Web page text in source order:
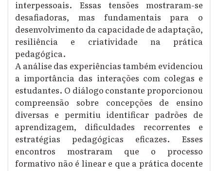
interpessoais. Essas tensões mostraram-se
desafiadoras, mas fundamentais para o
desenvolvimento da capacidade de adaptação,
resiliência e criatividade na prática
pedagógica.
A análise das experiências também evidenciou
a importância das interações com colegas e
estudantes. O diálogo constante proporcionou
compreensão sobre concepções de ensino
diversas e permitiu identificar padrões de
aprendizagem, dificuldades recorrentes e
estratégias pedagógicas eficazes. Esses
encontros mostraram que o processo
formativo não é linear e que a prática docente